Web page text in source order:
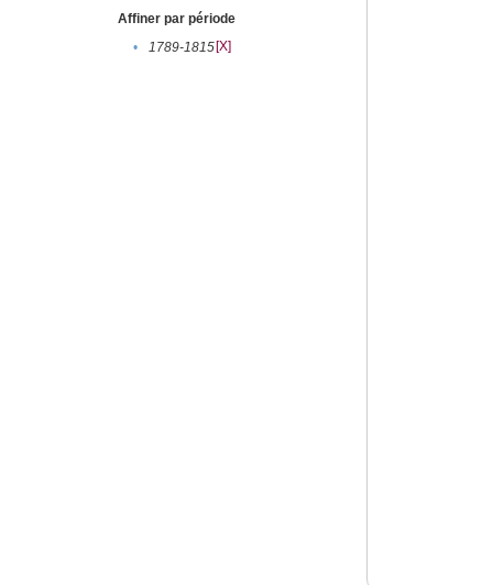
Affiner par période
•
1789-1815[X]